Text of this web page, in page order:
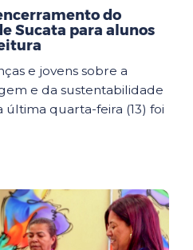
do
Sucata para alunos
e jovens sobre a
e da sustentabilidade
última quarta-feira (13) foi